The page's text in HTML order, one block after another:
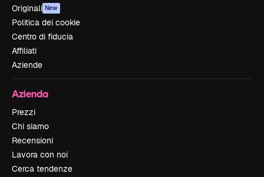
Originali New
Politica dei cookie
Centro di fiducia
Affiliati
Aziende
Azienda
Prezzi
Chi siamo
Recensioni
Lavora con noi
Cerca tendenze